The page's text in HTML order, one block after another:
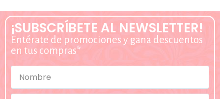
¡SUBSCRÍBETE AL NEWSLETTER!
Entérate de promociones y gana descuentos
en tus compras*